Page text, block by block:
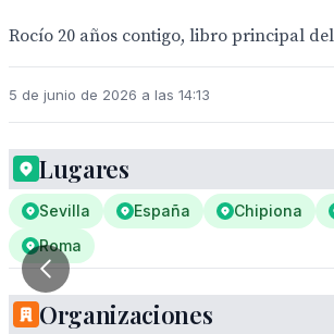
Rocío 20 años contigo, libro principal
5 de junio de 2026 a las 14:13
1
/
Lugares
Sevilla España Chipiona
Roma
Organizaciones